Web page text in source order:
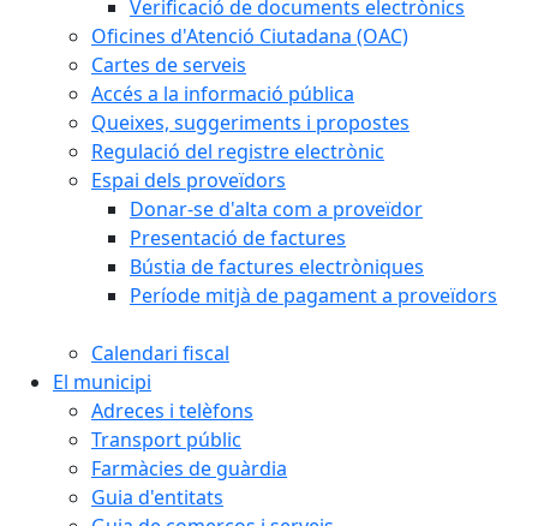
Verificació de documents electrònics
Oficines d'Atenció Ciutadana (OAC)
Cartes de serveis
Accés a la informació pública
Queixes, suggeriments i propostes
Regulació del registre electrònic
Espai dels proveïdors
Donar-se d'alta com a proveïdor
Presentació de factures
Bústia de factures electròniques
Període mitjà de pagament a proveïdors
Calendari fiscal
El municipi
Adreces i telèfons
Transport públic
Farmàcies de guàrdia
Guia d'entitats